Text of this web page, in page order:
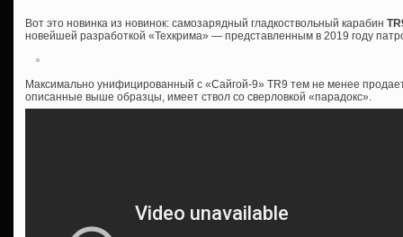
Вот это новинка из новинок: самозарядный гладкоствольный карабин
новейшей разработкой «Техкрима» — представленным в 2019 году
Максимально унифицированный с «Сайгой-9» TR9 тем не менее
описанные выше образцы, имеет ствол со сверловкой «парадокс».